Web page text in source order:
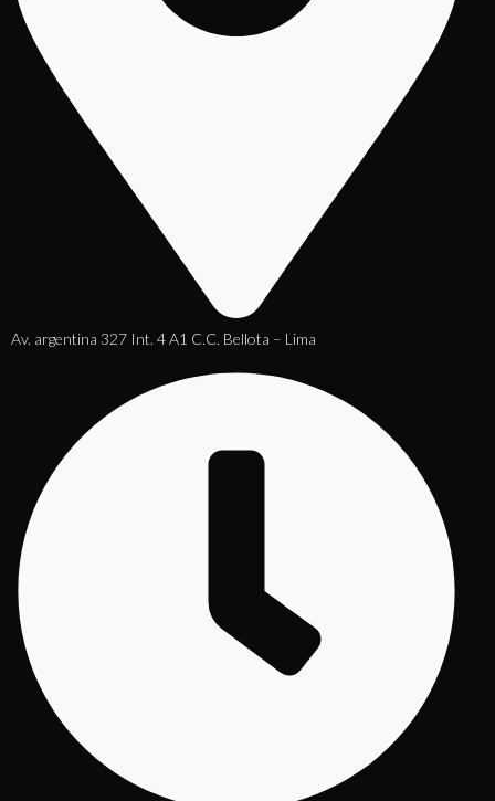
Av. argentina 327 Int. 4 A1 C.C. Bellota – Lima